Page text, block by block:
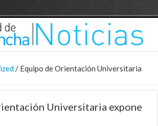
/ Equipo de Orientación Universitaria
Universitaria expone